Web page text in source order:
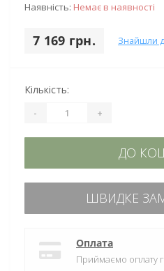
Наявність: Немає в наявності
7 169 грн. Знайшли
Кількість:
- +
ДО
ШВИДКЕ
Оплата
Приймаємо оплату